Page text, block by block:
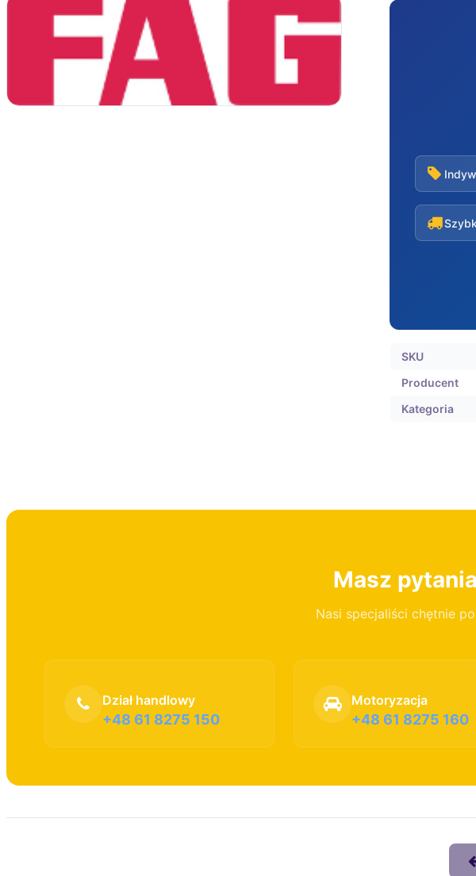
SKU
Producent
Kategoria
Masz
Nasi specjaliści chętnie
Dział handlowy
+48 61 8275 150
Motoryzacja
+48 61 8275 160